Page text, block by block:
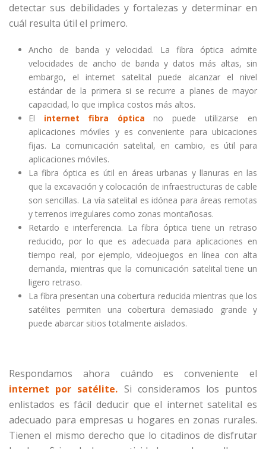
detectar sus debilidades y fortalezas y determinar en
cuál resulta útil el primero.
Ancho de banda y velocidad. La fibra óptica admite
velocidades de ancho de banda y datos más altas, sin
embargo, el internet satelital puede alcanzar el nivel
estándar de la primera si se recurre a planes de mayor
capacidad, lo que implica costos más altos.
El internet fibra óptica no puede utilizarse en
aplicaciones móviles y es conveniente para ubicaciones
fijas. La comunicación satelital, en cambio, es útil para
aplicaciones móviles.
La fibra óptica es útil en áreas urbanas y llanuras en las
que la excavación y colocación de infraestructuras de cable
son sencillas. La vía satelital es idónea para áreas remotas
y terrenos irregulares como zonas montañosas.
Retardo e interferencia. La fibra óptica tiene un retraso
reducido, por lo que es adecuada para aplicaciones en
tiempo real, por ejemplo, videojuegos en línea con alta
demanda, mientras que la comunicación satelital tiene un
ligero retraso.
La fibra presentan una cobertura reducida mientras que los
satélites permiten una cobertura demasiado grande y
puede abarcar sitios totalmente aislados.
Respondamos ahora cuándo es conveniente el
internet por satélite. Si consideramos los puntos
enlistados es fácil deducir que el internet satelital es
adecuado para empresas u hogares en zonas rurales.
Tienen el mismo derecho que lo citadinos de disfrutar